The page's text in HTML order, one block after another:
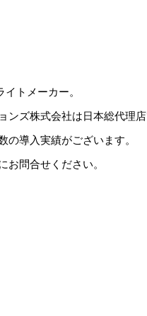
トメーカー。
ズ株式会社は日本総代理店
導入実績がございます。
問合せください。